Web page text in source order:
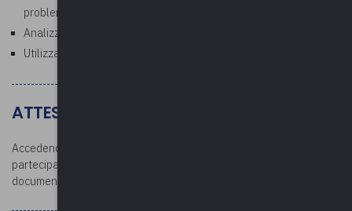
problemi
Analizzare un problema e capire la causa principale
Utilizzare il pensiero creativo e critico per risolvere i problemi.
ATTESTATO E DOCUMENTAZIONE
Accedendo all’area riservata dopo la conclusione del corso, i
partecipanti potranno scaricare l’attestato di partecipazione e la
documentazione.